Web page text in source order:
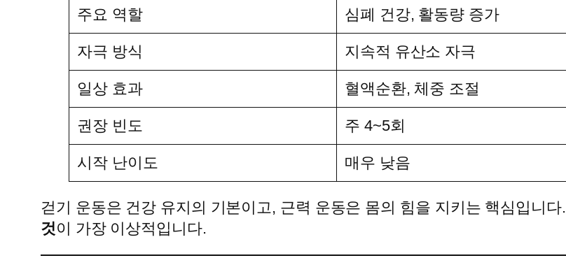
주요 역할 심폐 건강, 활동량 증가
자극 방식 지속적 유산소 자극
일상 효과 혈액순환, 체중 조절
권장 빈도 주 4~5회
시작 난이도 매우 낮음
걷기 운동은 건강 유지의 기본이고, 근력 운동은 몸의 힘을 지키는 핵심입니다.
것이 가장 이상적입니다.